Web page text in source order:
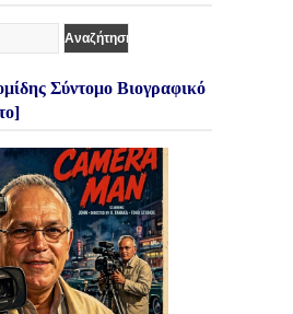
Σύντομο Βιογραφικό